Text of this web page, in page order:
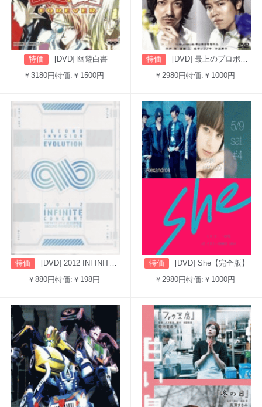
特価
[DVD] 幽遊白書
￥3180円特価:￥1500円
特価
[DVD] 最上のプロポーズ
￥2980円特価:￥1000円
特価
[DVD] 2012 INFINITE CONCERT SECOND INVASION: EVOLUTION
￥880円特価:￥198円
特価
[DVD] She【完全版】
￥2980円特価:￥1000円